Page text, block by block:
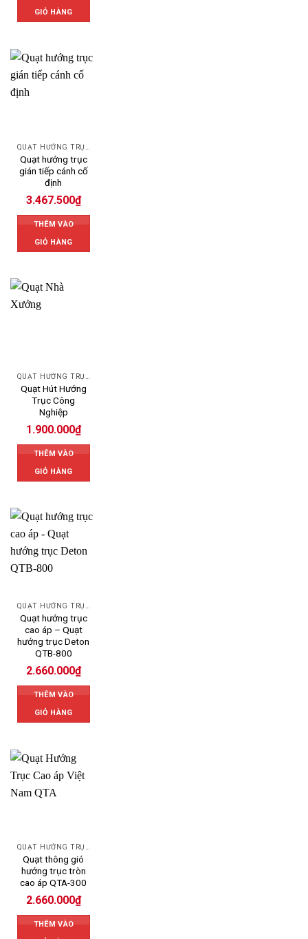
GIỎ HÀNG
Quạt hướng trục
gián tiếp cánh cố
định
3.467.500₫
THÊM VÀO
GIỎ HÀNG
Quạt Hút Hướng
Trục Công
Nghiệp
1.900.000₫
THÊM VÀO
GIỎ HÀNG
QUẠT HƯỚNG TRỤC
Quạt hướng trục
cao áp – Quạt
hướng trục Deton
QTB-800
2.660.000₫
THÊM VÀO
GIỎ HÀNG
QUẠT HƯỚNG TRỤC
Quạt thông gió
hướng trục tròn
cao áp QTA-300
2.660.000₫
THÊM VÀO